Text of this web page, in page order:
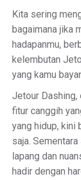
Kita sering
bagaimana jika
hadapanmu,
kelembutan
yang kamu
Jetour Dashing,
fitur canggih
yang hidup, kini
saja.
lapang dan
hadir dengan